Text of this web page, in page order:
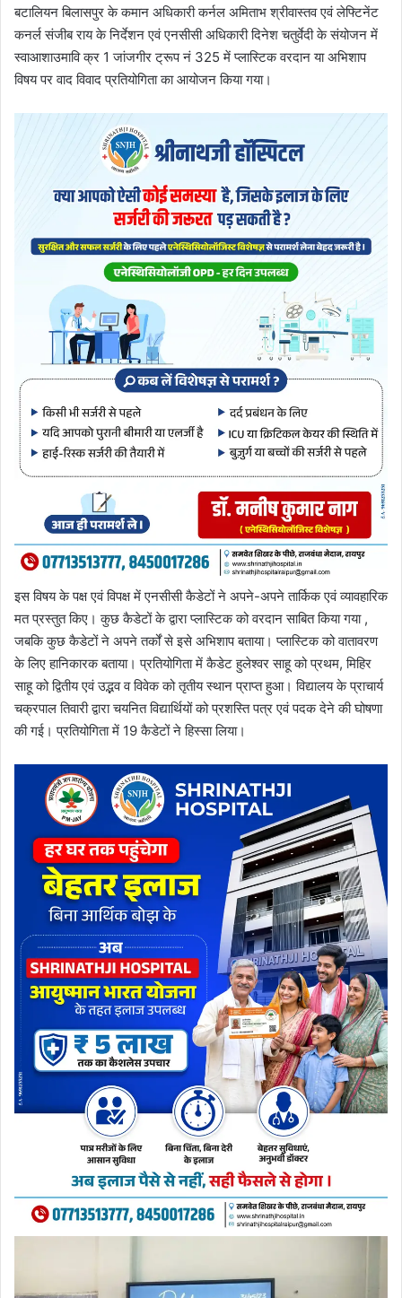
बटालियन बिलासपुर के कमान अधिकारी कर्नल अमिताभ श्रीवास्तव एवं लेफ्टिनेंट
कनर्ल संजीब राय के निर्देशन एवं एनसीसी अधिकारी दिनेश चतुर्वेदी के संयोजन में
स्वाआशाउमावि क्र 1 जांजगीर ट्रूप नं 325 में प्लास्टिक वरदान या अभिशाप
विषय पर वाद विवाद प्रतियोगिता का आयोजन किया गया।
इस विषय के पक्ष एवं विपक्ष में एनसीसी कैडेटों ने अपने-अपने तार्किक एवं व्यावहारिक
मत प्रस्तुत किए। कुछ कैडेटों के द्वारा प्लास्टिक को वरदान साबित किया गया ,
जबकि कुछ कैडेटों ने अपने तर्कों से इसे अभिशाप बताया। प्लास्टिक को वातावरण
के लिए हानिकारक बताया। प्रतियोगिता में कैडेट हुलेश्वर साहू को प्रथम, मिहिर
साहू को द्वितीय एवं उद्भव व विवेक को तृतीय स्थान प्राप्त हुआ। विद्यालय के प्राचार्य
चक्रपाल तिवारी द्वारा चयनित विद्यार्थियों को प्रशस्ति पत्र एवं पदक देने की घोषणा
की गई। प्रतियोगिता में 19 कैडेटों ने हिस्सा लिया।